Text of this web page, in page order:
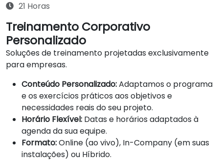
21 Horas
Treinamento Corporativo
Personalizado
Soluções de treinamento projetadas exclusivamente
para empresas.
Conteúdo Personalizado:Adaptamos o programa
e os exercícios práticos aos objetivos e
necessidades reais do seu projeto.
Horário Flexível: Datas e horários adaptados à
agenda da sua equipe.
Formato:Online (ao vivo), In-Company (em suas
instalações) ou Híbrido.